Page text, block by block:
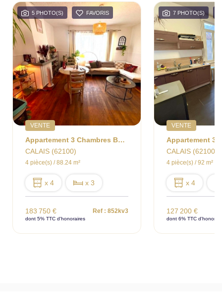
5 PHOTO(S) FAVORIS
VENTE
Appartement 3 Chambres Bureau Calais Nord
CALAIS (62100)
4 pièce(s) / 88.24 m²
x 4 x 3
183 750 €
dont 5% TTC d'honoraires
Ref : 852kv3
7 PHOTO(S)
VENTE
CALAIS (62100)
4 pièce(s) / 92 m²
x 4
127 200 €
dont 6% TTC